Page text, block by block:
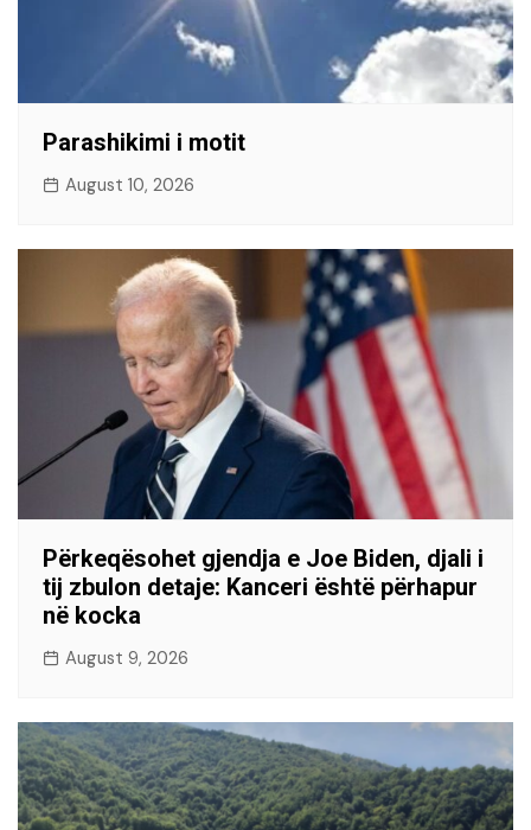
Parashikimi i motit
August 10, 2026
Përkeqësohet gjendja e Joe Biden, djali i
tij zbulon detaje: Kanceri është përhapur
në kocka
August 9, 2026